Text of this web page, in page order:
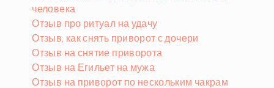
человека
Отзыв про ритуал на удачу
Отзыв, как снять приворот с дочери
Отзыв на снятие приворота
Отзыв на Егильет на мужа
Отзыв на приворот по нескольким чакрам